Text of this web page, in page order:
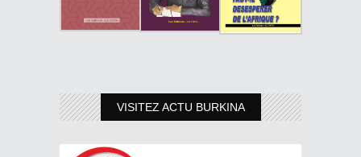
VISITEZ ACTU BURKINA